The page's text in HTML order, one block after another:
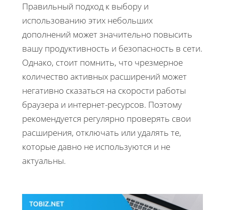
Правильный подход к выбору и
использованию этих небольших
дополнений может значительно повысить
вашу продуктивность и безопасность в сети.
Однако, стоит помнить, что чрезмерное
количество активных расширений может
негативно сказаться на скорости работы
браузера и интернет-ресурсов. Поэтому
рекомендуется регулярно проверять свои
расширения, отключать или удалять те,
которые давно не используются и не
актуальны.